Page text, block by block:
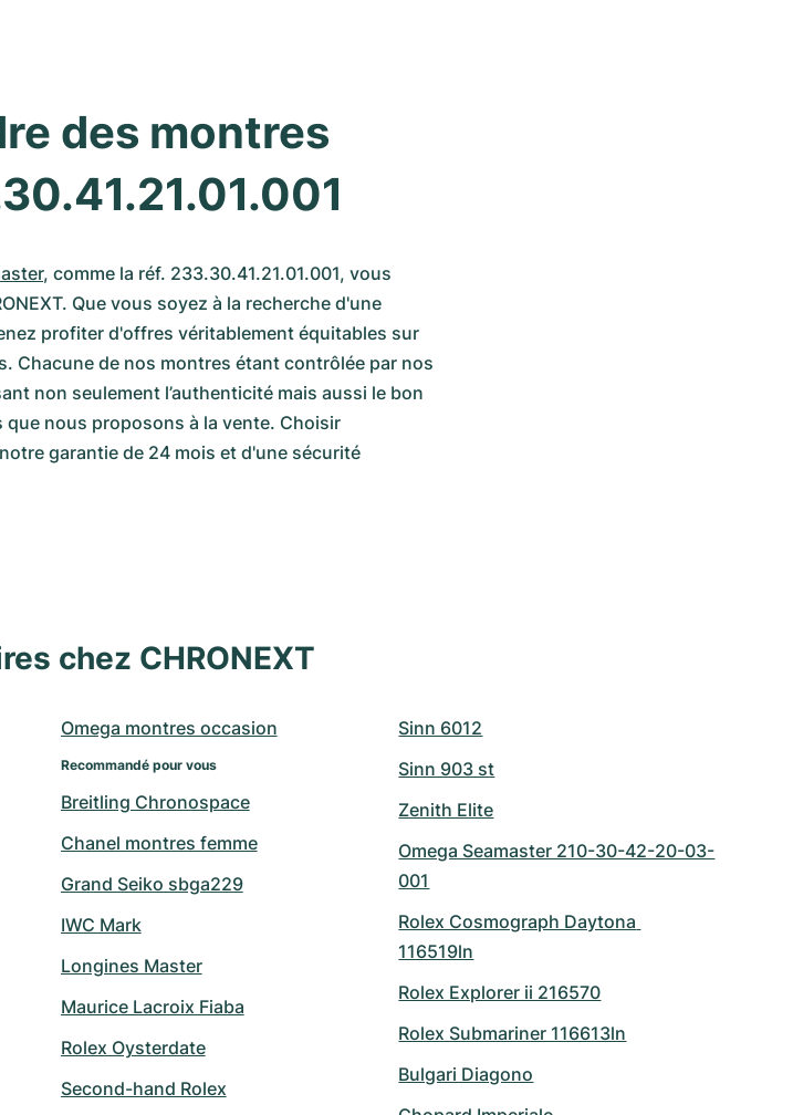
des montres
, comme la réf. 233.30.41.21.01.001, vous
Que vous soyez à la recherche d'une
profiter d'offres véritablement équitables sur
Chacune de nos montres étant contrôlée par nos
non seulement l’authenticité mais aussi le bon
nous proposons à la vente. Choisir
garantie de 24 mois et d'une sécurité
chez CHRONEXT
Omega montres occasion
Recommandé pour vous
Breitling Chronospace
Chanel montres femme
Grand Seiko sbga229
IWC Mark
Longines Master
Maurice Lacroix Fiaba
Rolex Oysterdate
Second-hand Rolex
Sinn 6012
Sinn 903 st
Zenith Elite
Omega Seamaster 210-30-42-20-03-
001
Rolex Cosmograph Daytona
116519ln
Rolex Explorer ii 216570
Rolex Submariner 116613ln
Bulgari Diagono